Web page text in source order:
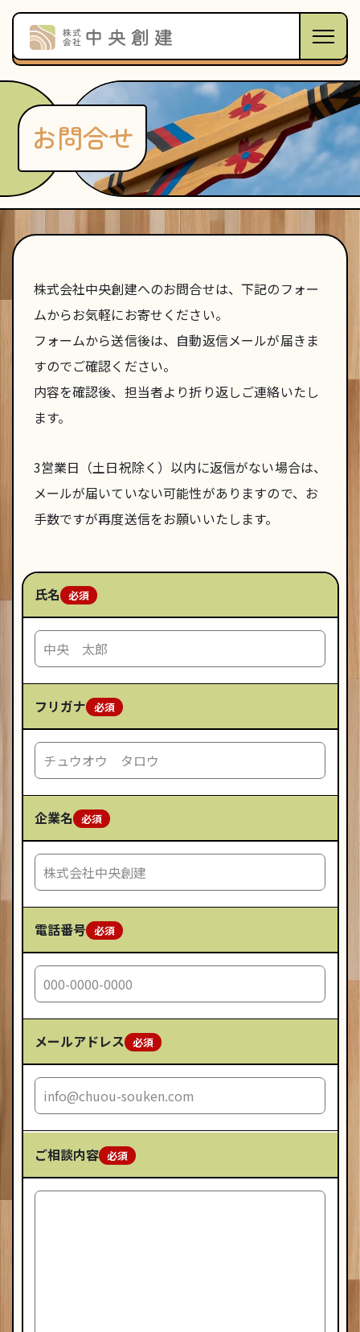
お問合せ
株式会社中央創建へのお問合せは、下記のフォー
ムからお気軽にお寄せください。
フォームから送信後は、自動返信メールが届きま
すのでご確認ください。
内容を確認後、担当者より折り返しご連絡いたし
ます。
3営業日（土日祝除く）以内に返信がない場合は、
メールが届いていない可能性がありますので、お
手数ですが再度送信をお願いいたします。
氏名
フリガナ
企業名
電話番号
メールアドレス
フィ
ール
ドは
ご相談内容